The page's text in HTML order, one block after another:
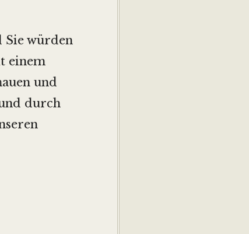
Sie würden
einem
und
durch